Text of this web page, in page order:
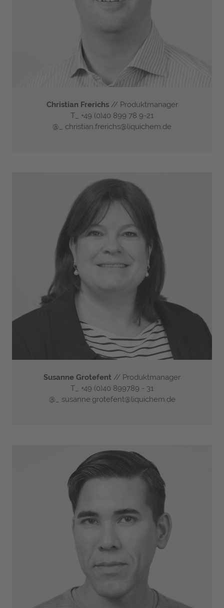
Christian Frerichs// Produktmanager
T_ +49 (0)40 899 78 9-21
@_ christian.frerichs@liquichem.de
Susanne Grotefent // Produktmanager
T_ +49 (0)40 899789 - 31
@_ susanne.grotefent@liquichem.de